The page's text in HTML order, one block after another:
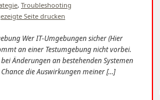
, Troubleshooting
Wer IT-Umgebungen sicher (Hier
an einer Testumgebung nicht vorbei.
Änderungen an bestehenden Systemen
die Auswirkungen meiner […]